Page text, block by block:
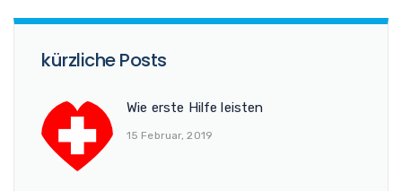
kürzliche Posts
Wie erste Hilfe leisten
15 Februar, 2019